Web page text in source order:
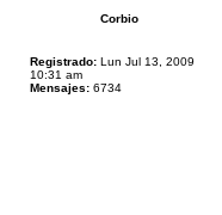
Corbio
Registrado: Lun Jul 13, 2009
10:31 am
Mensajes: 6734